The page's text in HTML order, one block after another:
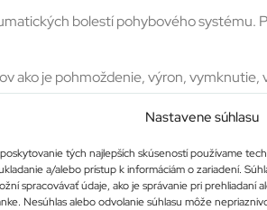
Nastavene súhlasu
tých najlepších skúseností používame
a/alebo prístup k informáciám o zariadení.
spracovávať údaje, ako je správanie pri prehliadaní
Nesúhlas alebo odvolanie súhlasu môže
bolestí pohybového systému.
ako je pohmoždenie, výron, vymknutie,
lekára sa liek používa na liečbu
(zápalových reumatických ochorení
kĺbom, napr. ťahových vačkov (búrz),
svalov, lumbagu, pri bolestiach